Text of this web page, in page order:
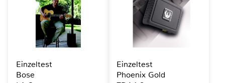
Einzeltest
Bose
Einzeltest
Phoenix Gold